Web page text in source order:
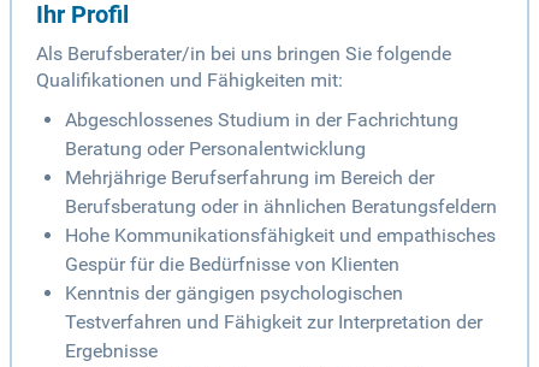
Ihr Profil
Als Berufsberater/in bei uns bringen Sie folgende
Qualifikationen und Fähigkeiten mit:
Abgeschlossenes Studium in der Fachrichtung
Beratung oder Personalentwicklung
Mehrjährige Berufserfahrung im Bereich der
Berufsberatung oder in ähnlichen Beratungsfeldern
Hohe Kommunikationsfähigkeit und empathisches
Gespür für die Bedürfnisse von Klienten
Kenntnis der gängigen psychologischen
Testverfahren und Fähigkeit zur Interpretation der
Ergebnisse